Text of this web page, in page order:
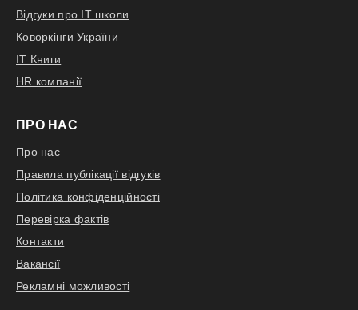
Відгуки про IT школи
Коворкінги України
IT Книги
HR компанії
ПРО НАС
Про нас
Правила публікації відгуків
Політика конфіденційності
Перевірка фактів
Контакти
Вакансії
Рекламні можливості